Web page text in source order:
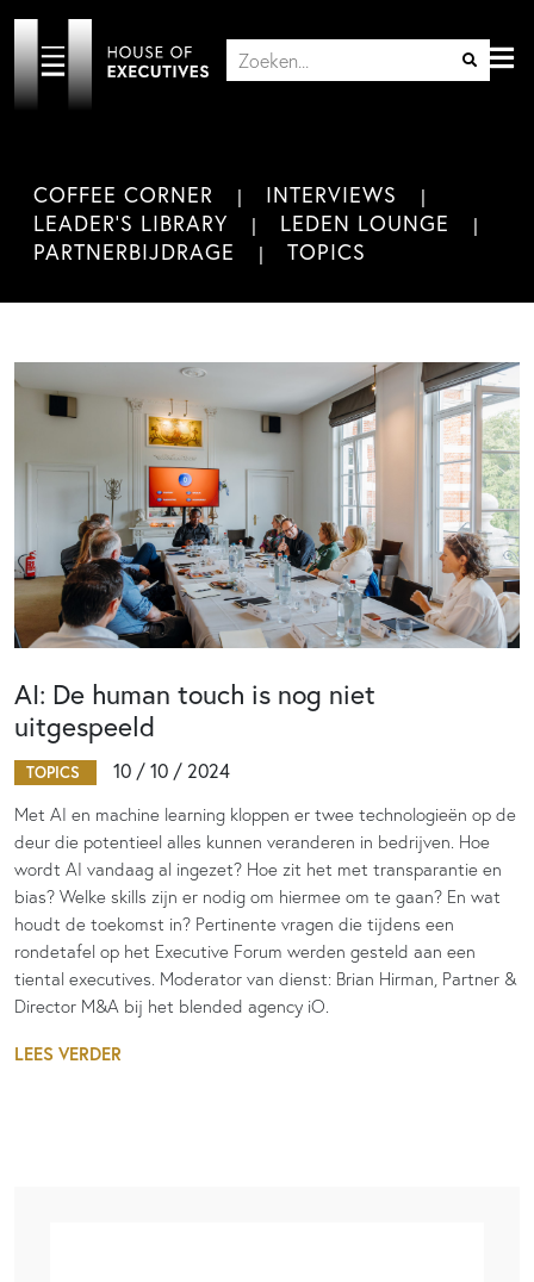
COFFEE CORNER
INTERVIEWS
LEADER'S LIBRARY
LEDEN LOUNGE
PARTNERBIJDRAGE
TOPICS
AI: De human touch is nog niet
uitgespeeld
TOPICS 10 / 10 / 2024
Met AI en machine learning kloppen er twee technologieën op de
deur die potentieel alles kunnen veranderen in bedrijven. Hoe
wordt AI vandaag al ingezet? Hoe zit het met transparantie en
bias? Welke skills zijn er nodig om hiermee om te gaan? En wat
houdt de toekomst in? Pertinente vragen die tijdens een
rondetafel op het Executive Forum werden gesteld aan een
tiental executives. Moderator van dienst: Brian Hirman, Partner &
Director M&A bij het blended agency iO.
LEES VERDER